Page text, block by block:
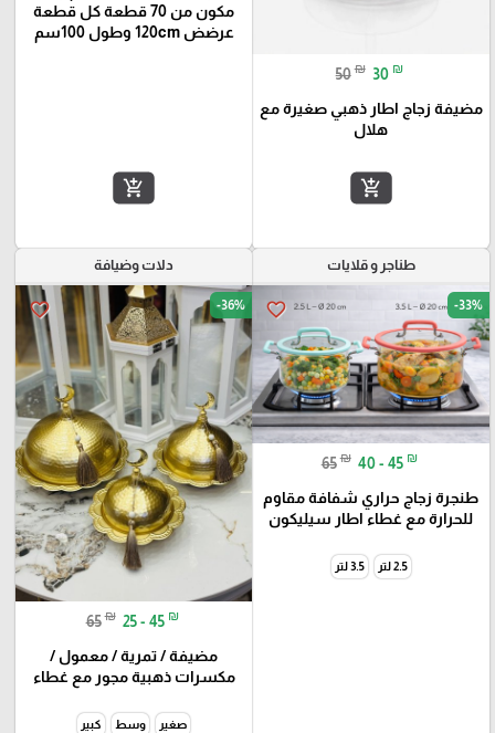
50 ₪ 30 ₪
مضيفة زجاج اطار ذهبي صغيرة مع
هلال
add_shopping_cart
مكون من 70 قطعة كل قطعة
عرضض 120cm وطول 100سم
add_shopping_cart
طناجر و قلايات
favorite_border -33%
65 ₪ 40 - 45 ₪
طنجرة زجاج حراري شفافة مقاوم
للحرارة مع غطاء اطار سيليكون
2.5 لتر 3.5 لتر
دلات وضيافة
favorite_border -36%
65 ₪ 25 - 45 ₪
مضيفة / تمرية / معمول /
مكسرات ذهبية مجور مع غطاء
صغير وسط كبير